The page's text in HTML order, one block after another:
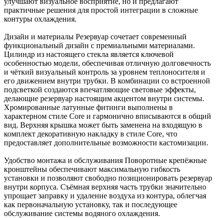
практичные решения для простой интеграции в сложные
контуры охлаждения.
Дизайн и материалы Резервуар сочетает современный
функциональный дизайн с премиальными материалами.
Цилиндр из настоящего стекла является ключевой
особенностью модели, обеспечивая отличную долговечность
и чёткий визуальный контроль за уровнем теплоносителя и
его движением внутри трубки. В комбинации со встроенной
подсветкой создаются впечатляющие световые эффекты,
делающие резервуар настоящим акцентом внутри системы.
Хромированные латунные фитинги выполнены в
характерном стиле Core и гармонично вписываются в общий
вид. Верхняя крышка может быть заменена на входящую в
комплект декоративную накладку в стиле Core, что
предоставляет дополнительные возможности кастомизации.
Удобство монтажа и обслуживания Поворотные крепёжные
кронштейны обеспечивают максимальную гибкость
установки и позволяют свободно позиционировать резервуар
внутри корпуса. Съёмная верхняя часть трубки значительно
упрощает заправку и удаление воздуха из контура, облегчая
как первоначальную установку, так и последующее
обслуживание системы водяного охлаждения.